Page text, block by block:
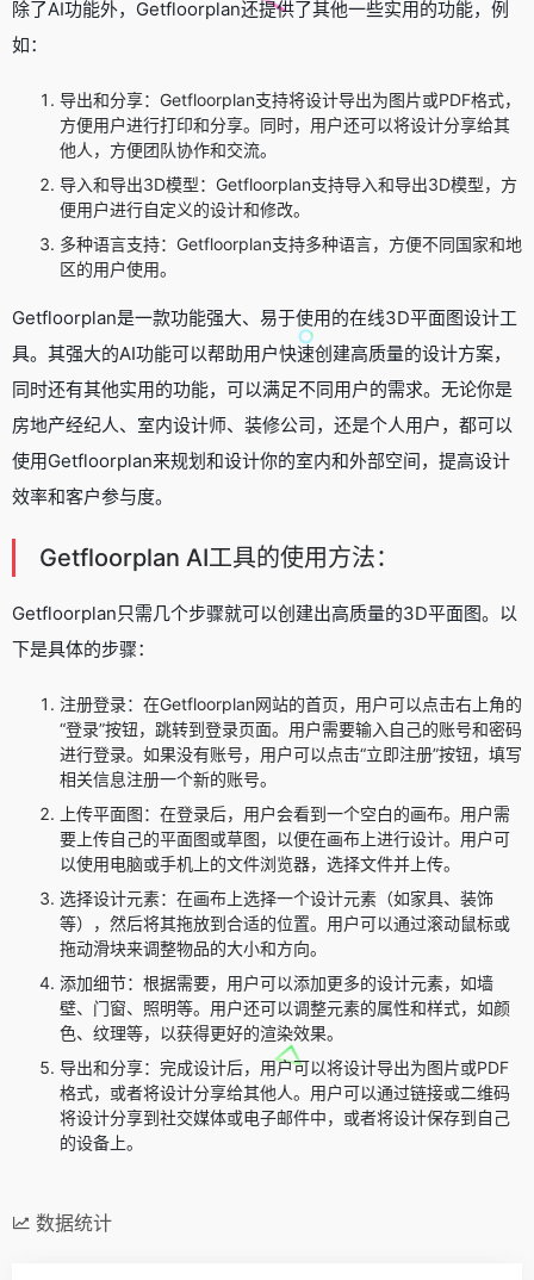
除了AI功能外，Getfloorplan还提供了其他一些实用的功能，例
如：
导出和分享：Getfloorplan支持将设计导出为图片或PDF格式，
方便用户进行打印和分享。同时，用户还可以将设计分享给其
他人，方便团队协作和交流。
导入和导出3D模型：Getfloorplan支持导入和导出3D模型，方
便用户进行自定义的设计和修改。
多种语言支持：Getfloorplan支持多种语言，方便不同国家和地
区的用户使用。
Getfloorplan是一款功能强大、易于使用的在线3D平面图设计工
具。其强大的AI功能可以帮助用户快速创建高质量的设计方案，
同时还有其他实用的功能，可以满足不同用户的需求。无论你是
房地产经纪人、室内设计师、装修公司，还是个人用户，都可以
使用Getfloorplan来规划和设计你的室内和外部空间，提高设计
效率和客户参与度。
Getfloorplan AI工具的使用方法：
Getfloorplan只需几个步骤就可以创建出高质量的3D平面图。以
下是具体的步骤：
注册登录：在Getfloorplan网站的首页，用户可以点击右上角的
“登录”按钮，跳转到登录页面。用户需要输入自己的账号和密码
进行登录。如果没有账号，用户可以点击“立即注册”按钮，填写
相关信息注册一个新的账号。
上传平面图：在登录后，用户会看到一个空白的画布。用户需
要上传自己的平面图或草图，以便在画布上进行设计。用户可
以使用电脑或手机上的文件浏览器，选择文件并上传。
选择设计元素：在画布上选择一个设计元素（如家具、装饰
等），然后将其拖放到合适的位置。用户可以通过滚动鼠标或
拖动滑块来调整物品的大小和方向。
添加细节：根据需要，用户可以添加更多的设计元素，如墙
壁、门窗、照明等。用户还可以调整元素的属性和样式，如颜
色、纹理等，以获得更好的渲染效果。
导出和分享：完成设计后，用户可以将设计导出为图片或PDF
格式，或者将设计分享给其他人。用户可以通过链接或二维码
将设计分享到社交媒体或电子邮件中，或者将设计保存到自己
的设备上。
数据统计